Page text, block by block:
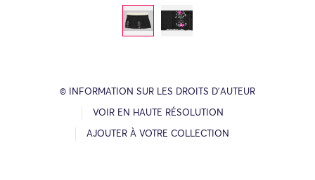
© INFORMATION SUR LES DROITS D’AUTEUR
VOIR EN HAUTE RÉSOLUTION
AJOUTER À VOTRE COLLECTION